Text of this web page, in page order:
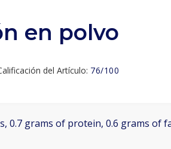
en polvo
del Artículo: 76/100
0.7 grams of protein, 0.6 grams of